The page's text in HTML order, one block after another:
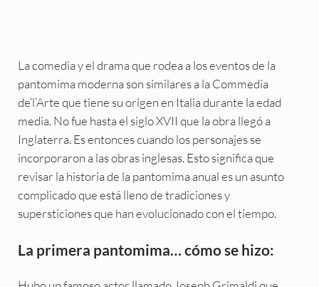
La comedia y el drama que rodea a los eventos de la
pantomima moderna son similares a la Commedia
de’l’Arte que tiene su origen en Italia durante la edad
media. No fue hasta el siglo XVII que la obra llegó a
Inglaterra. Es entonces cuando los personajes se
incorporaron a las obras inglesas. Esto significa que
revisar la historia de la pantomima anual es un asunto
complicado que está lleno de tradiciones y
supersticiones que han evolucionado con el tiempo.
La primera pantomima… cómo se hizo: